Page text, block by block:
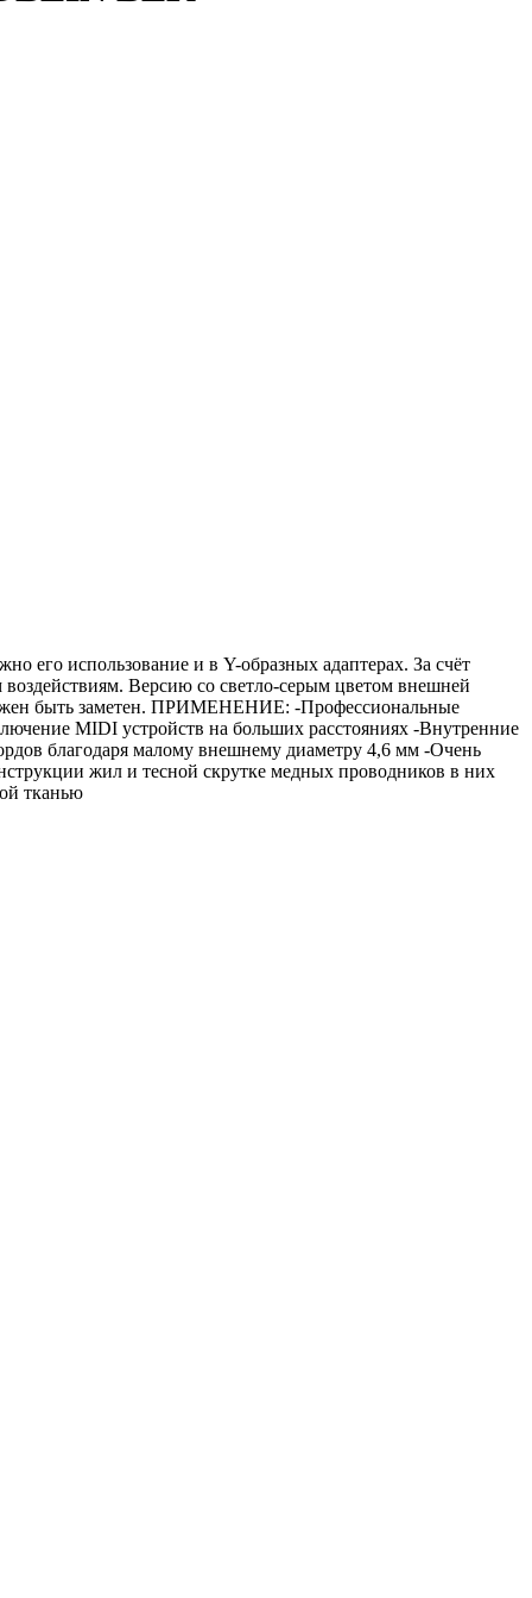
его использование и в Y-образных адаптерах. За счёт
Версию со светло-серым цветом внешней
быть заметен. ПРИМЕНЕНИЕ: -Профессиональные
MIDI устройств на больших расстояниях -Внутренние
благодаря малому внешнему диаметру 4,6 мм -Очень
жил и тесной скрутке медных проводников в них
тканью